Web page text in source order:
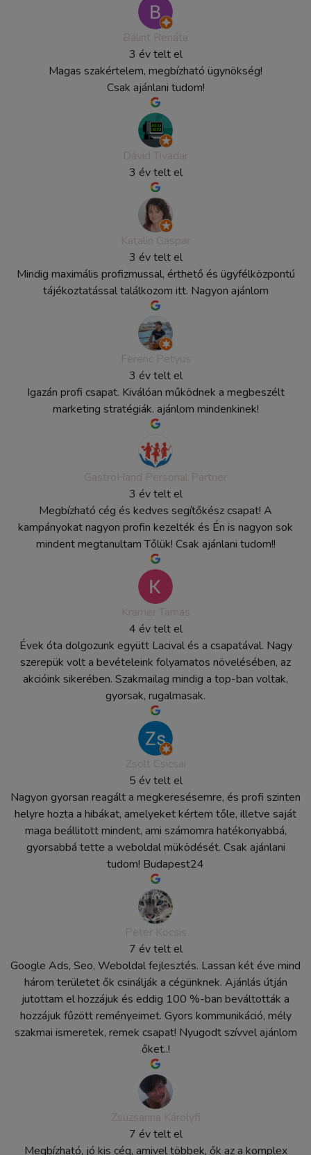
3 év telt el
Magas szakértelem, megbízható ügynökség!
Csak ajánlani tudom!
3 év telt el
3 év telt el
Mindig maximális profizmussal, érthető és ügyfélközpontú
tájékoztatással találkozom itt. Nagyon ajánlom
3 év telt el
Igazán profi csapat. Kiválóan működnek a megbeszélt
marketing stratégiák. ajánlom mindenkinek!
3 év telt el
Megbízható cég és kedves segítőkész csapat! A
kampányokat nagyon profin kezelték és Én is nagyon sok
mindent megtanultam Tőlük! Csak ajánlani tudom!!
4 év telt el
Évek óta dolgozunk együtt Lacival és a csapatával. Nagy
szerepük volt a bevételeink folyamatos növelésében, az
akcióink sikerében. Szakmailag mindig a top-ban voltak,
gyorsak, rugalmasak.
5 év telt el
Nagyon gyorsan reagált a megkeresésemre, és profi szinten
helyre hozta a hibákat, amelyeket kértem tőle, illetve saját
maga beállitott mindent, ami számomra hatékonyabbá,
gyorsabbá tette a weboldal müködését. Csak ajánlani
tudom! Budapest24
7 év telt el
Google Ads, Seo, Weboldal fejlesztés. Lassan két éve mind
három területet ők csinálják a cégünknek. Ajánlás útján
jutottam el hozzájuk és eddig 100 %-ban beváltották a
hozzájuk fűzött reményeimet. Gyors kommunikáció, mély
szakmai ismeretek, remek csapat! Nyugodt szívvel ajánlom
őket..!
7 év telt el
Megbízható, jó kis cég, amivel többek, ők az a komplex